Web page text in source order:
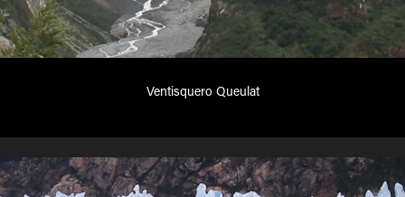
Ventisquero Queulat